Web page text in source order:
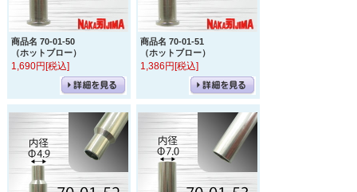
商品名 70-01-50
（ホットブロー）
1,690円[税込]
商品名 70-01-51
（ホットブロー）
1,386円[税込]